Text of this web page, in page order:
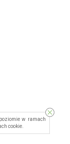
w ramach
cookie.